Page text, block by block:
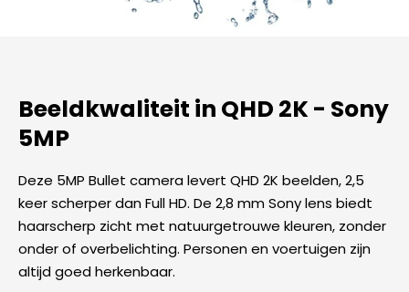
Beeldkwaliteit in QHD 2K - Sony
5MP
Deze 5MP Bullet camera levert QHD 2K beelden, 2,5
keer scherper dan Full HD. De 2,8 mm Sony lens biedt
haarscherp zicht met natuurgetrouwe kleuren, zonder
onder of overbelichting. Personen en voertuigen zijn
altijd goed herkenbaar.